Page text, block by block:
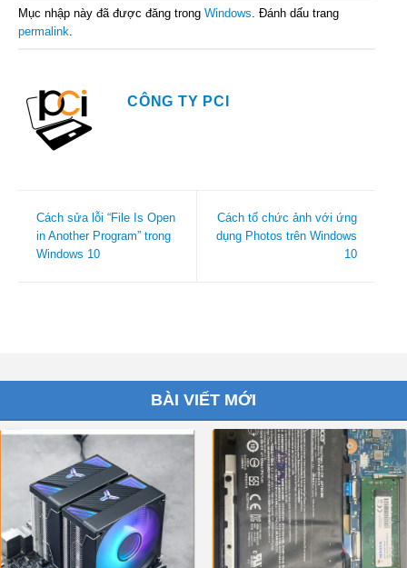
Mục nhập này đã được đăng trong Windows. Đánh dấu trang
permalink.
CÔNG TY PCI
Cách sửa lỗi “File Is Open
in Another Program” trong
Windows 10
Cách tổ chức ảnh với ứng
dụng Photos trên Windows
10
BÀI VIẾT MỚI